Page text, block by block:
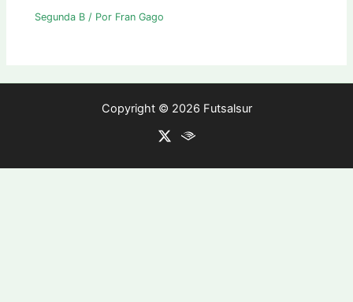
Segunda B / Por Fran Gago
Copyright © 2026 Futsalsur